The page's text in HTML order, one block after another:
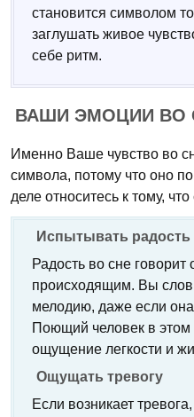
становится символом
заглушать живое
себе ритм.
ВАШИ ЭМОЦИИ ВО
Именно Ваше чувство во
символа, потому что оно
деле относитесь к тому,
Испытывать радость
Радость во сне говорит
происходящим. Вы
мелодию, даже если
Поющий человек в этом
ощущение легкости и
Ощущать тревогу
Если возникает